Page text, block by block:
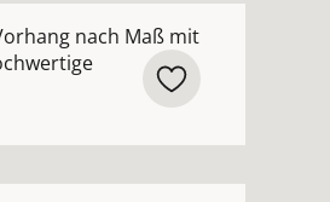
nach Maß mit